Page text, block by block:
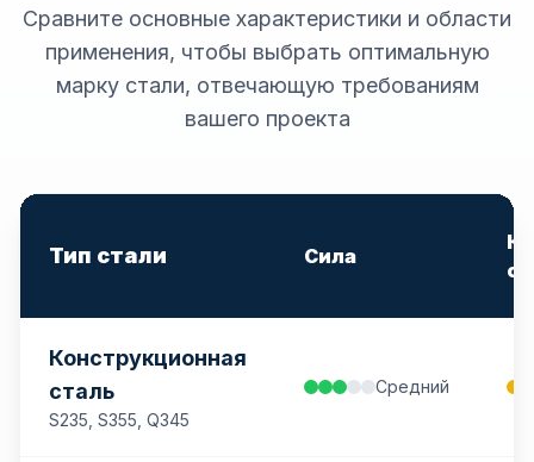
Сравните основные характеристики и области
применения, чтобы выбрать оптимальную
марку стали, отвечающую требованиям
вашего проекта
Тип стали Сила
Конструкционная
сталь
S235, S355, Q345
Средний